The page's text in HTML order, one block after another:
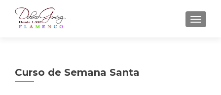
Curso de Semana Santa